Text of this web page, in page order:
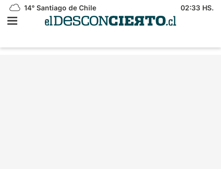
14° Santiago de Chile 02:33 HS.